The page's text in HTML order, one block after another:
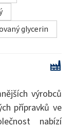
glycerin
výrobců
přípravků ve
nabízí